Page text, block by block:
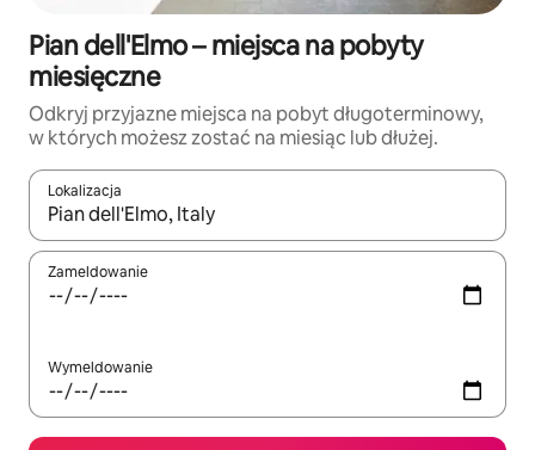
Pian dell'Elmo – miejsca na pobyty
miesięczne
Odkryj przyjazne miejsca na pobyt długoterminowy,
w których możesz zostać na miesiąc lub dłużej.
Lokalizacja
Gdy wyniki będą dostępne, możesz poruszać się po nich za
Zameldowanie
Wymeldowanie